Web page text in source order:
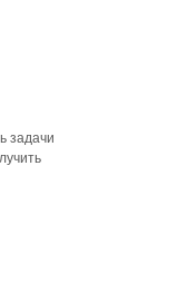
задачи